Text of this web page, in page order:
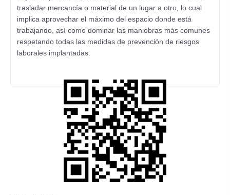
trasladar mercancía o material de un lugar a otro, lo cual
implica aprovechar el máximo del espacio donde está
trabajando, así como dominar las maniobras más comunes
respetando todas las medidas de prevención de riesgos
laborales implantadas.